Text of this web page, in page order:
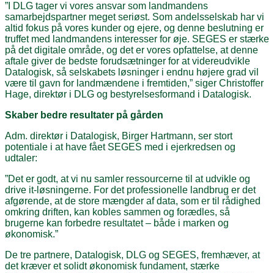
”I DLG tager vi vores ansvar som landmandens
samarbejdspartner meget seriøst. Som andelsselskab har vi
altid fokus på vores kunder og ejere, og denne beslutning er
truffet med landmandens interesser for øje. SEGES er stærke
på det digitale område, og det er vores opfattelse, at denne
aftale giver de bedste forudsætninger for at videreudvikle
Datalogisk, så selskabets løsninger i endnu højere grad vil
være til gavn for landmændene i fremtiden,” siger Christoffer
Hage, direktør i DLG og bestyrelsesformand i Datalogisk.
Skaber bedre resultater på gården
Adm. direktør i Datalogisk, Birger Hartmann, ser stort
potentiale i at have fået SEGES med i ejerkredsen og
udtaler:
”Det er godt, at vi nu samler ressourcerne til at udvikle og
drive it-løsningerne. For det professionelle landbrug er det
afgørende, at de store mængder af data, som er til rådighed
omkring driften, kan kobles sammen og forædles, så
brugerne kan forbedre resultatet – både i marken og
økonomisk.”
De tre partnere, Datalogisk, DLG og SEGES, fremhæver, at
det kræver et solidt økonomisk fundament, stærke